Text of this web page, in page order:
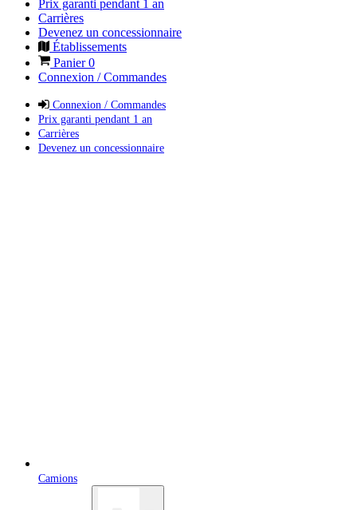
Prix garanti pendant 1 an
Carrières
Devenez un concessionnaire
Établissements
Panier0
Connexion / Commandes
Connexion / Commandes
Prix garanti pendant 1 an
Carrières
Devenez un concessionnaire
Camions